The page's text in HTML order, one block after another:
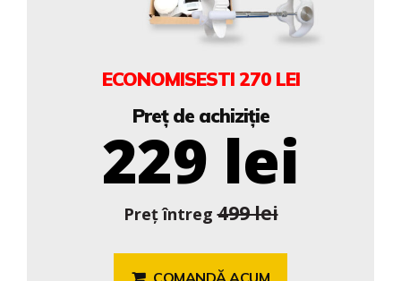
ECONOMISESTI 270 LEI
Preț de achiziție
229 lei
Preț întreg499 lei